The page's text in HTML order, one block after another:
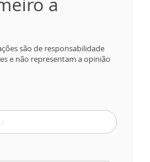
são de responsabilidade
e não representam a opinião